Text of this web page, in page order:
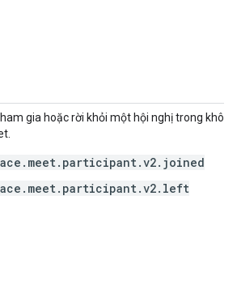
gia hoặc rời khỏi một hội nghị trong không